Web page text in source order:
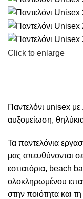
Click to enlarge
Παντελόνι unisex με
αυξομείωση,
Τα παντελόνια
μας απευθύνονται
εστιατόρια, beach
ολοκληρωμένου
στην ποιότητα και